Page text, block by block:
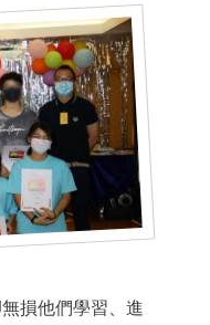
損他們學習、進